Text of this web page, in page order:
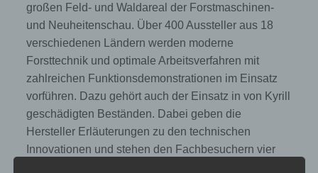
großen Feld- und Waldareal der Forstmaschinen-
und Neuheitenschau. Über 400 Aussteller aus 18
verschiedenen Ländern werden moderne
Forsttechnik und optimale Arbeitsverfahren mit
zahlreichen Funktionsdemonstrationen im Einsatz
vorführen. Dazu gehört auch der Einsatz in von Kyrill
geschädigten Beständen. Dabei geben die
Hersteller Erläuterungen zu den technischen
Innovationen und stehen den Fachbesuchern vier